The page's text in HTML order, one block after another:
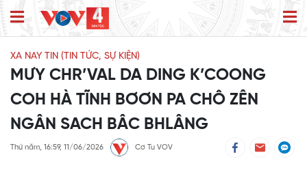
XA NAY TIN (TIN TỨC, SỰ KIỆN)
MƯY CHR’VAL DA DING K’COONG
COH HÀ TĨNH BƠƠN PA CHÔ ZÊN
NGÂN SACH BÂC BHLÂNG
Thứ năm, 16:59, 11/06/2026 Cơ Tu VOV